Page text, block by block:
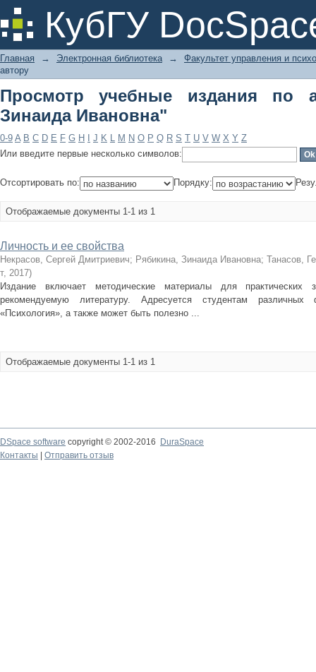
КубГУ
Просмотр учебные издания по
Главная → Электронная библиотека →
Факультет управления и
автору
Просмотр учебные издания по
Зинаида Ивановна"
0-9 A B C D E F G H J K L M N O P Q R S T U V W X Y Z
Или введите первые несколько символов:
Отсортировать по: Порядку:
Отображаемые документы 1-1 из 1
Личность и ее свойства
Некрасов, Сергей Дмитриевич; Рябикина, Зинаида Ивановна; Танасов,
т, 2017)
Издание включает методические материалы для практических
рекомендуемую литературу. Адресуется студентам
«Психология», а также может быть полезно ...
Отображаемые документы 1-1 из 1
DSpace software copyright © 2002-2016
DuraSpace
Контакты
Отправить отзыв